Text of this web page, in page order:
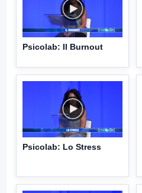
Psicolab: Il Burnout
Psicolab: Lo Stress